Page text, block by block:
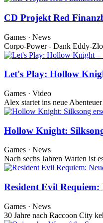
CD Projekt Red
Games · News
Corpo-Power - Dank Eddy-
Let's Play: Hollow
Games · Video
Alex startet ins neue
Hollow Knight:
Games · News
Nach sechs Jahren Warten ist
Resident Evil
Games · News
30 Jahre nach Raccoon City